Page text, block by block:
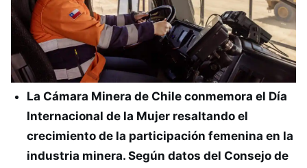
La Cámara Minera de Chile conmemora el Día
Internacional de la Mujer resaltando el
crecimiento de la participación femenina en la
industria minera. Según datos del Consejo de